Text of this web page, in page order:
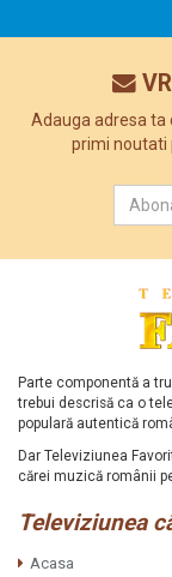
Adauga adresa ta
primi noutati
Parte componentă a
trebui descrisă ca o
populară autentică
Dar Televiziunea
cărei muzică românii
Televiziunea
Acasa